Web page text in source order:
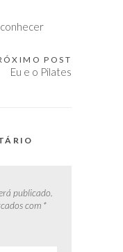
POST
Eu e o Pilates
publicado.
com *